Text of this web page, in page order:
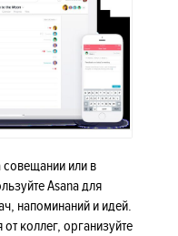
совещании или в
Asana для
напоминаний и идей.
коллег, организуйте